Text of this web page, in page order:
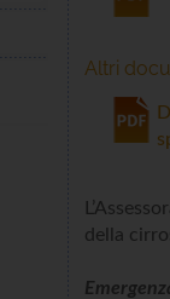
Altri
della